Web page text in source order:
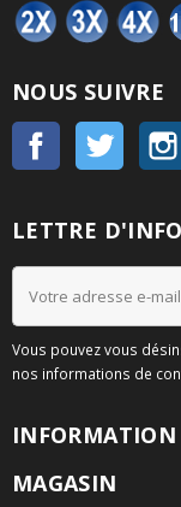
NOUS SUIVRE
Facebook Twitter
LETTRE
Vous pouvez vous
nos informations de
INFORMATION
MAGASIN